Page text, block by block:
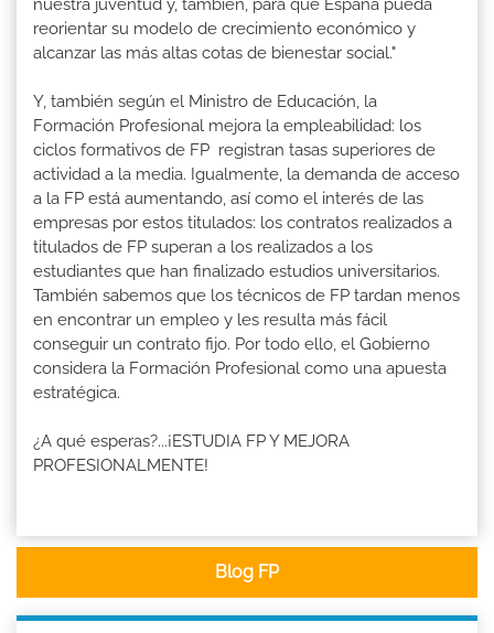
nuestra juventud y, también, para que España pueda
reorientar su modelo de crecimiento económico y
alcanzar las más altas cotas de bienestar social."
Y, también según el Ministro de Educación, la
Formación Profesional mejora la empleabilidad: los
ciclos formativos de FP registran tasas superiores de
actividad a la media. Igualmente, la demanda de acceso
a la FP está aumentando, así como el interés de las
empresas por estos titulados: los contratos realizados a
titulados de FP superan a los realizados a los
estudiantes que han finalizado estudios universitarios.
También sabemos que los técnicos de FP tardan menos
en encontrar un empleo y les resulta más fácil
conseguir un contrato fijo. Por todo ello, el Gobierno
considera la Formación Profesional como una apuesta
estratégica.
¿A qué esperas?...¡ESTUDIA FP Y MEJORA
PROFESIONALMENTE!
Blog FP